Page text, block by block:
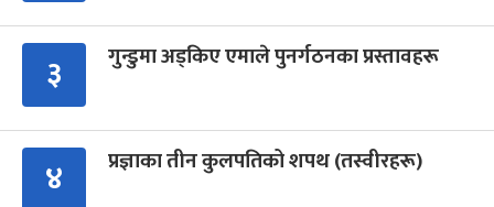
३ गुन्डुमा अड्किए एमाले पुनर्गठनका प्रस्तावहरू
४ प्रज्ञाका तीन कुलपतिको शपथ (तस्वीरहरू)